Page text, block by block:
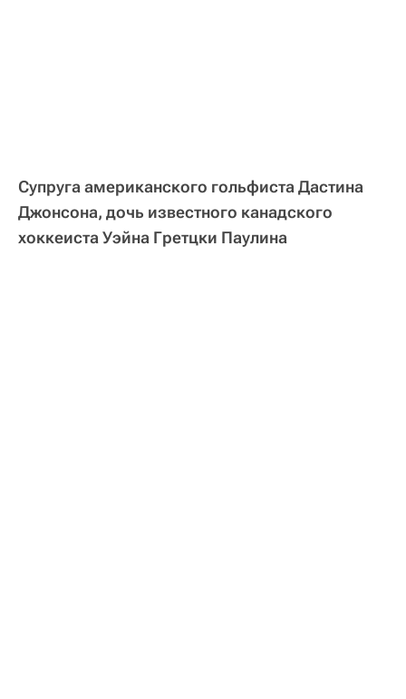
Супруга американского гольфиста Дастина
Джонсона, дочь известного канадского
хоккеиста Уэйна Гретцки Паулина